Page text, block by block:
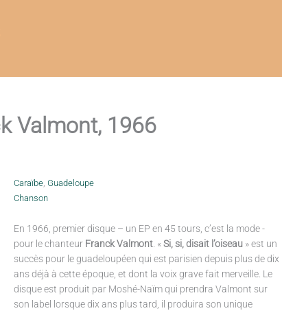
Valmont, 1966
Caraïbe, Guadeloupe
Chanson
En 1966, premier disque – un EP en 45 tours, c’est la mode -
pour le chanteur Franck Valmont. «Si, si, disait l’oiseau» est un
succès pour le guadeloupéen qui est parisien depuis plus de dix
ans déjà à cette époque, et dont la voix grave fait merveille. Le
disque est produit par Moshé-Naïm qui prendra Valmont sur
son label lorsque dix ans plus tard, il produira son unique